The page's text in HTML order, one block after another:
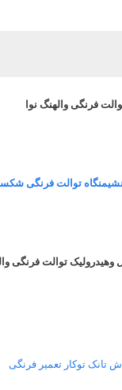
فرنگی والهنگ نوا
توالت فرنگی
توالت فرنگی
تانک توکار تعمیر فرنگی